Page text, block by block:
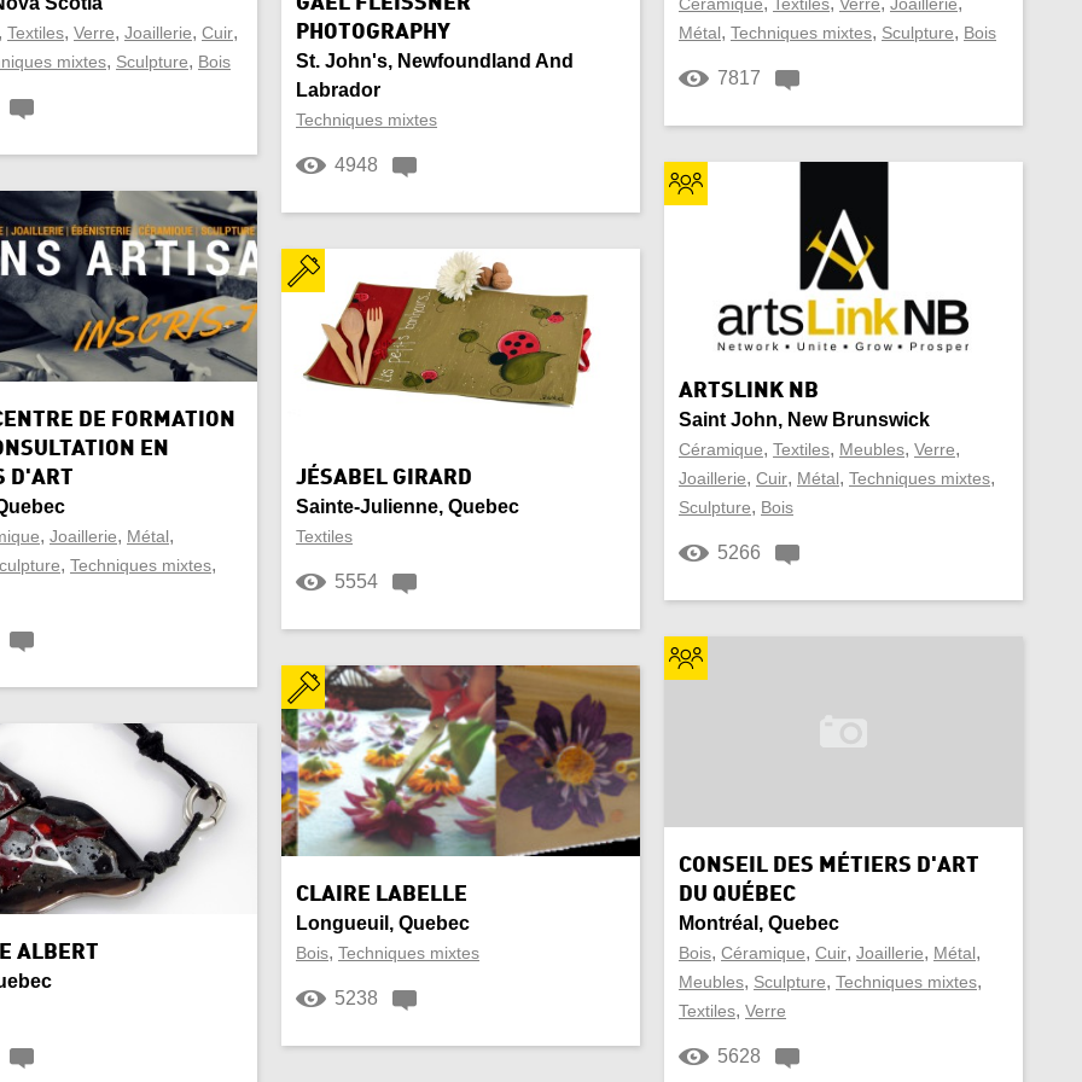
Papiers Peluche
Pièce murale
Résine Sac à main
Soie
Tissage Vaissellerie
Vannerie Vase
vin Vitrail
, Textiles, Verre, Joaillerie, Cuir,
mixtes, Sculpture, Bois
PHOTOGRAPHY
St. John's, Newfoundland And
Labrador
Techniques mixtes
4948
Métal, Techniques mixtes, Sculpture, Bois
7817
DE FORMATION
EN
D'ART
, Joaillerie, Métal,
, Techniques mixtes,
JÉSABEL GIRARD
Sainte-Julienne, Quebec
Textiles
5554
ARTSLINK NB
Saint John, New Brunswick
Céramique, Textiles, Meubles, Verre,
Joaillerie, Cuir, Métal, Techniques mixtes,
Sculpture, Bois
5266
ALBERT
CLAIRE LABELLE
Longueuil, Quebec
Bois, Techniques mixtes
5238
CONSEIL DES MÉTIERS D'ART
DU QUÉBEC
Montréal, Quebec
Bois, Céramique, Cuir, Joaillerie, Métal,
Meubles, Sculpture, Techniques mixtes,
Textiles, Verre
5628